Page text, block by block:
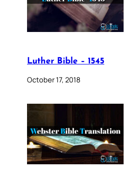
Luther Bible – 1545
October 17, 2018